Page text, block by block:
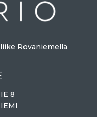
Rovaniemellä
8